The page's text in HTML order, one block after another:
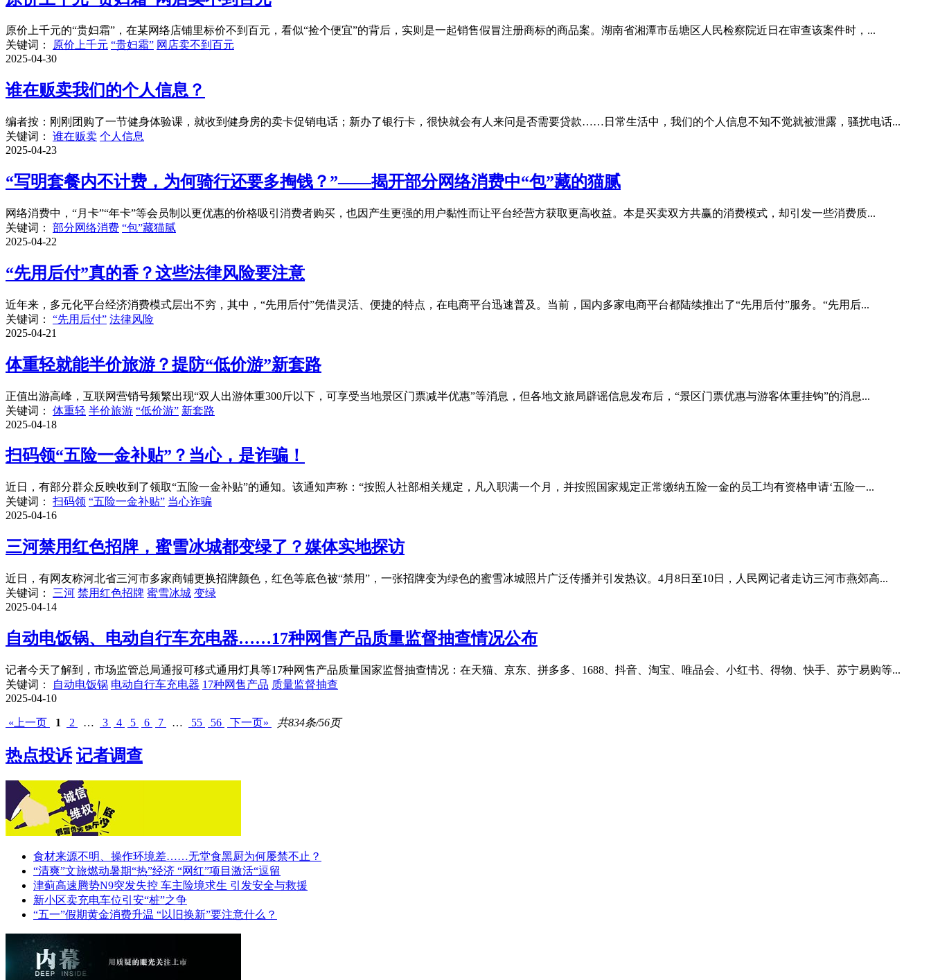
原价上千元的“贵妇霜”，在某网络店铺里标价不到百元，看似“捡个便宜”的背后，实则是一起销售假冒注册商标的商品案。湖南省湘潭市岳塘区人民检察院近日在审查该案件时，...
关键词：
原价上千元 “贵妇霜” 网店卖不到百元
2025-04-30
谁在贩卖我们的个人信息？
编者按：刚刚团购了一节健身体验课，就收到健身房的卖卡促销电话；新办了银行卡，很快就会有人来问是否需要贷款……日常生活中，我们的个人信息不知不觉就被泄露，骚扰电话...
关键词： 谁在贩卖 个人信息
2025-04-23
“写明套餐内不计费，为何骑行还要多掏钱？”——揭开部分网络消费中“包”藏的猫腻
网络消费中，“月卡”“年卡”等会员制以更优惠的价格吸引消费者购买，也因产生更强的用户黏性而让平台经营方获取更高收益。本是买卖双方共赢的消费模式，却引发一些消费质...
关键词： 部分网络消费 “包”藏猫腻
2025-04-22
“先用后付”真的香？这些法律风险要注意
近年来，多元化平台经济消费模式层出不穷，其中，“先用后付”凭借灵活、便捷的特点，在电商平台迅速普及。当前，国内多家电商平台都陆续推出了“先用后付”服务。“先用后...
关键词： “先用后付” 法律风险
2025-04-21
体重轻就能半价旅游？提防“低价游”新套路
正值出游高峰，互联网营销号频繁出现“双人出游体重300斤以下，可享受当地景区门票减半优惠”等消息，但各地文旅局辟谣信息发布后，“景区门票优惠与游客体重挂钩”的消息...
关键词： 体重轻 半价旅游 “低价游” 新套路
2025-04-18
扫码领“五险一金补贴”？当心，是诈骗！
近日，有部分群众反映收到了领取“五险一金补贴”的通知。该通知声称：“按照人社部相关规定，凡入职满一个月，并按照国家规定正常缴纳五险一金的员工均有资格申请‘五险一...
关键词： 扫码领 “五险一金补贴” 当心诈骗
2025-04-16
三河禁用红色招牌，蜜雪冰城都变绿了？媒体实地探访
近日，有网友称河北省三河市多家商铺更换招牌颜色，红色等底色被“禁用”，一张招牌变为绿色的蜜雪冰城照片广泛传播并引发热议。4月8日至10日，人民网记者走访三河市燕郊高...
关键词： 三河 禁用红色招牌 蜜雪冰城 变绿
2025-04-14
自动电饭锅、电动自行车充电器……17种网售产品质量监督抽查情况公布
记者今天了解到，市场监管总局通报可移式通用灯具等17种网售产品质量国家监督抽查情况：在天猫、京东、拼多多、1688、抖音、淘宝、唯品会、小红书、得物、快手、苏宁易购等...
关键词：
自动电饭锅 电动自行车充电器 17种网售产品 质量监督抽查
2025-04-10
«上一页 1 2 … 3 4 5 6 7 … 55 56 下一页» 共834条/56页
热点投诉 记者调查
食材来源不明、操作环境差……无堂食黑厨为何屡禁不止？
“清爽”文旅燃动暑期“热”经济 “网红”项目激活“逗留
津蓟高速腾势N9突发失控 车主险境求生 引发安全与救援
新小区卖充电车位引安“桩”之争
“五一”假期黄金消费升温 “以旧换新”要注意什么？